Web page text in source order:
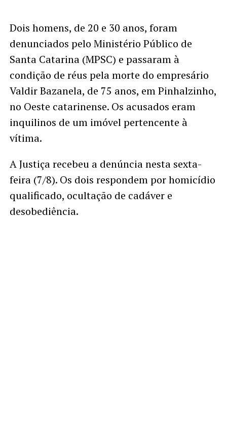
Dois homens, de 20 e 30 anos, foram
denunciados pelo Ministério Público de
Santa Catarina (MPSC) e passaram à
condição de réus pela morte do empresário
Valdir Bazanela, de 75 anos, em Pinhalzinho,
no Oeste catarinense. Os acusados eram
inquilinos de um imóvel pertencente à
vítima.
A Justiça recebeu a denúncia nesta sexta-
feira (7/8). Os dois respondem por homicídio
qualificado, ocultação de cadáver e
desobediência.